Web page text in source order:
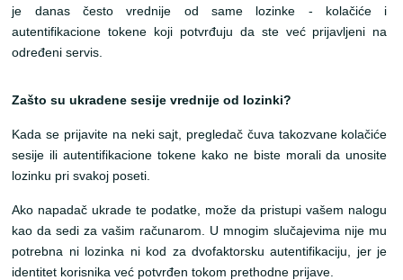
je danas često vrednije od same lozinke - kolačiće i
autentifikacione tokene koji potvrđuju da ste već prijavljeni na
određeni servis.
Zašto su ukradene sesije vrednije od lozinki?
Kada se prijavite na neki sajt, pregledač čuva takozvane kolačiće
sesije ili autentifikacione tokene kako ne biste morali da unosite
lozinku pri svakoj poseti.
Ako napadač ukrade te podatke, može da pristupi vašem nalogu
kao da sedi za vašim računarom. U mnogim slučajevima nije mu
potrebna ni lozinka ni kod za dvofaktorsku autentifikaciju, jer je
identitet korisnika već potvrđen tokom prethodne prijave.